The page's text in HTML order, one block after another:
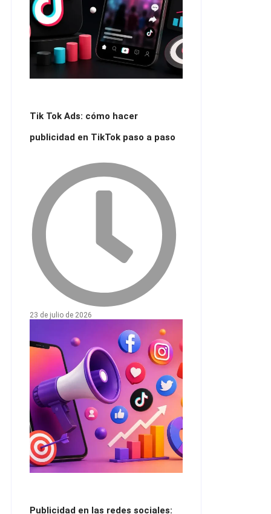
Tik Tok Ads: cómo hacer
publicidad en TikTok paso a paso
23 de julio de 2026
Publicidad en las redes sociales: